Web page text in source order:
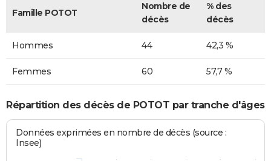
Famille POTOT
Nombre de
décès
% des
décès
Hommes 44 42,3 %
Femmes 60 57,7 %
Répartition des décès de POTOT par tranche d'âges
Données exprimées en nombre de décès (source :
Insee)